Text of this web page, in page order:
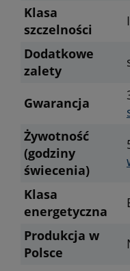
Klasa
szczelności
Dodatkowe
zalety
Gwarancja
Żywotność
(godziny
świecenia)
Klasa
energetyczna
Produkcja w
Polsce